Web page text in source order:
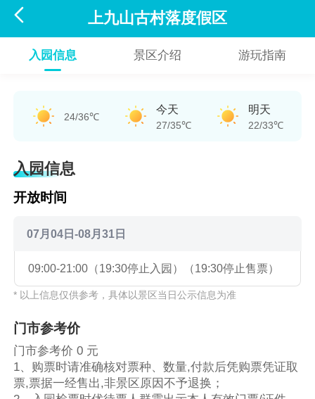
 上九山古村落度假区
入园信息 景区介绍 游玩指南
24/36℃
今天
27/35℃
明天
22/33℃
入园信息
开放时间
07月04日-08月31日
09:00-21:00（19:30停止入园）（19:30停止售票）
* 以上信息仅供参考，具体以景区当日公示信息为准
门市参考价
门市参考价 0 元
1、购票时请准确核对票种、数量,付款后凭购票凭证取
票,票据一经售出,非景区原因不予退换；